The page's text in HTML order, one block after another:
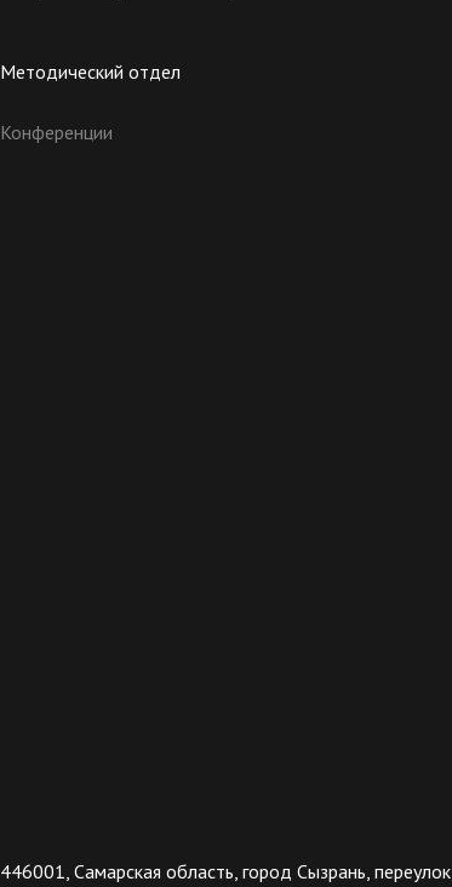
Методический отдел
Конференции
446001, Самарская область, город Сызрань, переулок